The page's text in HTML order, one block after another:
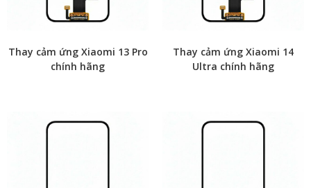
Thay cảm ứng Xiaomi 13 Pro
chính hãng
Thay cảm ứng Xiaomi 14
Ultra chính hãng